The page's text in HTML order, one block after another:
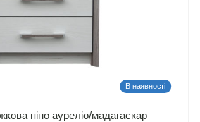
В наявності
піно ауреліо/мадагаскар